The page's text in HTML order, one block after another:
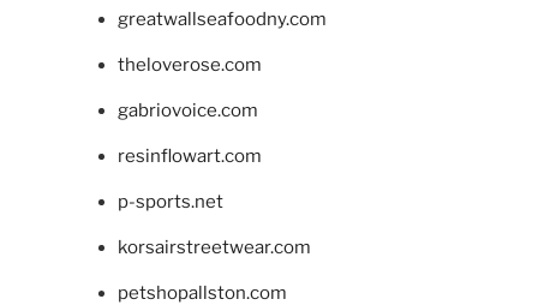
greatwallseafoodny.com
theloverose.com
gabriovoice.com
resinflowart.com
p-sports.net
korsairstreetwear.com
petshopallston.com